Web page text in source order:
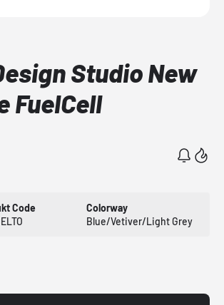
Studio New
FuelCell
Code
Colorway
Blue/Vetiver/Light Grey